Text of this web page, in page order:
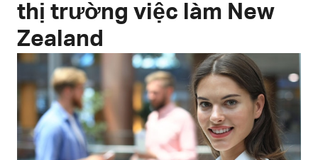
thị trường việc làm New
Zealand